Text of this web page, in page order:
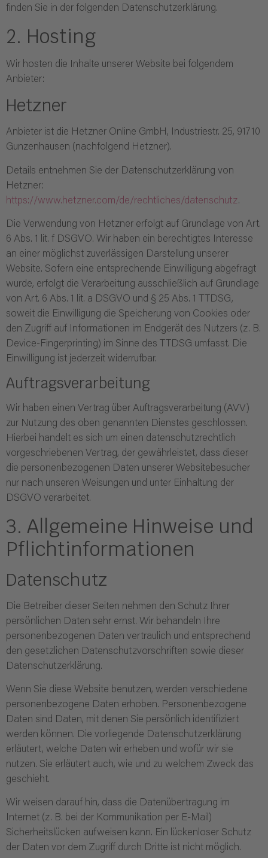
finden Sie in der folgenden Datenschutzerklärung.
2. Hosting
Wir hosten die Inhalte unserer Website bei folgendem
Anbieter:
Hetzner
Anbieter ist die Hetzner Online GmbH, Industriestr. 25, 91710
Gunzenhausen (nachfolgend Hetzner).
Details entnehmen Sie der Datenschutzerklärung von
Hetzner:
https://www.hetzner.com/de/rechtliches/datenschutz.
Die Verwendung von Hetzner erfolgt auf Grundlage von Art.
6 Abs. 1 lit. f DSGVO. Wir haben ein berechtigtes Interesse
an einer möglichst zuverlässigen Darstellung unserer
Website. Sofern eine entsprechende Einwilligung abgefragt
wurde, erfolgt die Verarbeitung ausschließlich auf Grundlage
von Art. 6 Abs. 1 lit. a DSGVO und § 25 Abs. 1 TTDSG,
soweit die Einwilligung die Speicherung von Cookies oder
den Zugriff auf Informationen im Endgerät des Nutzers (z. B.
Device-Fingerprinting) im Sinne des TTDSG umfasst. Die
Einwilligung ist jederzeit widerrufbar.
Auftragsverarbeitung
Wir haben einen Vertrag über Auftragsverarbeitung (AVV)
zur Nutzung des oben genannten Dienstes geschlossen.
Hierbei handelt es sich um einen datenschutzrechtlich
vorgeschriebenen Vertrag, der gewährleistet, dass dieser
die personenbezogenen Daten unserer Websitebesucher
nur nach unseren Weisungen und unter Einhaltung der
DSGVO verarbeitet.
3. Allgemeine Hinweise und
Pflicht­informationen
Datenschutz
Die Betreiber dieser Seiten nehmen den Schutz Ihrer
persönlichen Daten sehr ernst. Wir behandeln Ihre
personenbezogenen Daten vertraulich und entsprechend
den gesetzlichen Datenschutzvorschriften sowie dieser
Datenschutzerklärung.
Wenn Sie diese Website benutzen, werden verschiedene
personenbezogene Daten erhoben. Personenbezogene
Daten sind Daten, mit denen Sie persönlich identifiziert
werden können. Die vorliegende Datenschutzerklärung
erläutert, welche Daten wir erheben und wofür wir sie
nutzen. Sie erläutert auch, wie und zu welchem Zweck das
geschieht.
Wir weisen darauf hin, dass die Datenübertragung im
Internet (z. B. bei der Kommunikation per E-Mail)
Sicherheitslücken aufweisen kann. Ein lückenloser Schutz
der Daten vor dem Zugriff durch Dritte ist nicht möglich.